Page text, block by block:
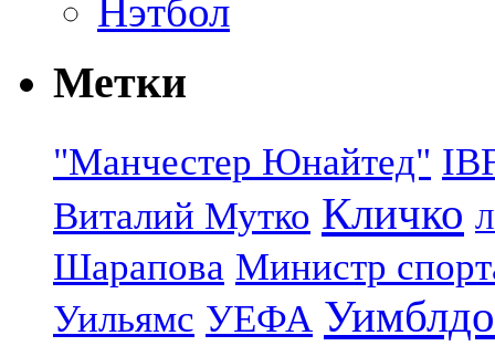
Нэтбол
Метки
"Манчестер Юнайтед"
Виталий Мутко Кличко
Шарапова Министр
Уильямс УЕФА